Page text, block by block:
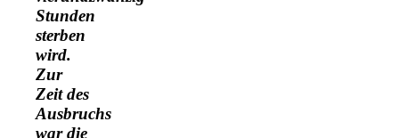
Stunden
sterben
wird.
Zur
Zeit des
Ausbruchs
war die